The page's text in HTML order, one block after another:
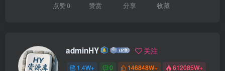
点赞0 赞赏 分享 收藏
adminHY 关注
1.4W+ 0 146848W+ 612085W+